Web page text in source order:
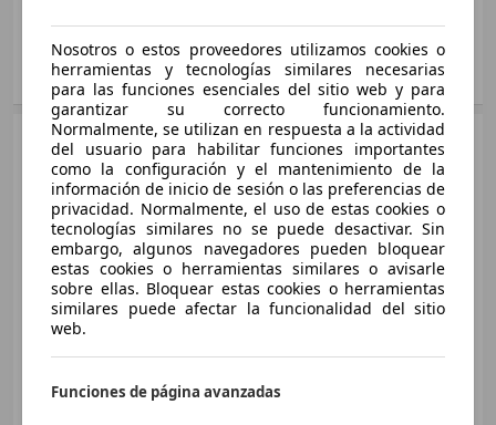
XJ 3.0 SC SWB Portfolio AWD Aut.
250 KW (340 PS)
Ø 9.8 l/100km
XJ 3.0 SC SWB Portfolio Aut.
250 KW (340 PS)
Ø 9.4 l/100km
XJ 3.0 SC SWB Premium Luxury AWD Aut.
250 KW (340 PS)
Ø 9.8 l/100km
XJ 3.0 SC SWB Premium Luxury Aut.
250 KW (340 PS)
202 KW (275 PS)
Ø 6.0 l/100km
XJ 3.0D SWB Portfolio Aut.
202 KW (275 PS)
Ø 6.0 l/100km
XJ 3.0D SWB Premium Luxury Aut.
202 KW (275 PS)
Ø 6.0 l/100km
Ø 11.4 l/100km
XJ 5.0 LWB Premium Luxury Aut.
283 KW (385 PS)
Ø 11.4 l/100km
XJ 5.0 SC LWB Supersport Aut.
375 KW (510 PS)
Ø 12.1 l/100km
XJ 5.0 SC SWB Supersport Aut.
375 KW (510 PS)
Ø 12.1 l/100km
XJ 5.0 SWB Portfolio Aut.
Asientos:
5
Mostrar variantes
Sedán
Diésel
XJ 3.0D LWB Portfolio Aut.
202 KW (275 PS)
Ø 7.0 l/100km
XJ 3.0D LWB Premium Luxury Aut.
202 KW (275 PS)
2007 - 2009
Jaguar XJ
Medidas
(L/A/A):
desde 5216 x 1898 x 1463 mm
Potencia:
291 KW (395 PS)
Puertas:
4
Asientos:
5
Nosotros o estos proveedores utilizamos cookies o
herramientas y tecnologías similares necesarias
para las funciones esenciales del sitio web y para
garantizar su correcto funcionamiento.
Normalmente, se utilizan en respuesta a la actividad
del usuario para habilitar funciones importantes
como la configuración y el mantenimiento de la
información de inicio de sesión o las preferencias de
privacidad. Normalmente, el uso de estas cookies o
tecnologías similares no se puede desactivar. Sin
embargo, algunos navegadores pueden bloquear
estas cookies o herramientas similares o avisarle
sobre ellas. Bloquear estas cookies o herramientas
similares puede afectar la funcionalidad del sitio
web.
Funciones de página avanzadas